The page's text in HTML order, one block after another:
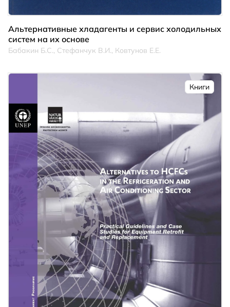
Альтернативные хладагенты и сервис холодильных
систем на их основе
Бабакин Б.С., Стефанчук В.И., Ковтунов Е.Е.
Книги